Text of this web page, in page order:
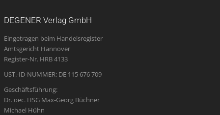
new
window
new
window
new
window
opens
in
new
new
DEGENER Verlag GmbH
Eingetragen beim Handelsregister
Amtsgericht Hannover
Register-Nr. HRB 4133
UST.-ID-NUMMER: DE 115 676 709
Geschäftsführung:
Dr. oec. HSG Max-Georg Büchner
Michael Hühn